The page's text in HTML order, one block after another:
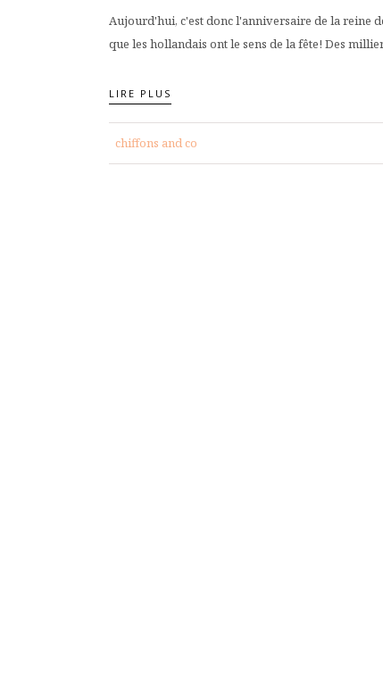
Aujourd'hui, c'est donc l'anniversaire de la reine
que les hollandais ont le sens de la fête! Des
LIRE PLUS
chiffons and co